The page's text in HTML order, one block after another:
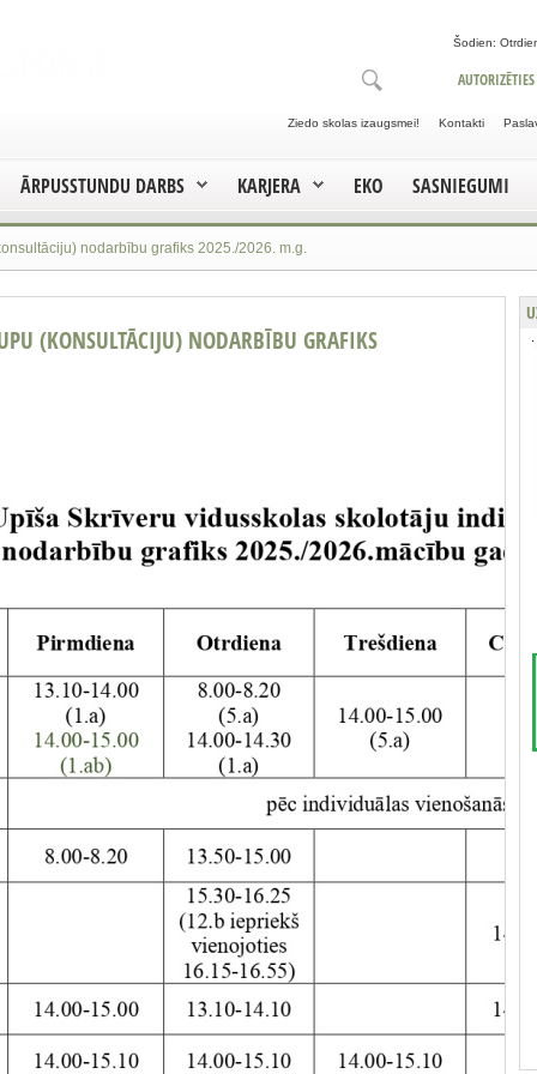
Šodien:
AUTORIZĒTIES
Kontakti
Ziedo skolas izaugsmei!
ĀRPUSSTUNDU DARBS KARJERA EKO SASNIEGUMI
nodarbību grafiks 2025./2026. m.g.
(KONSULTĀCIJU) NODARBĪBU GRAFIKS